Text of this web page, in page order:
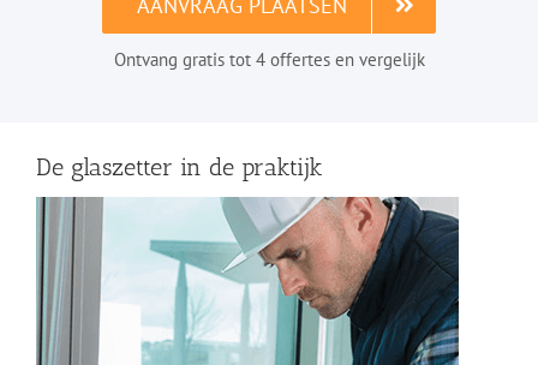
Ontvang gratis tot 4 offertes en vergelijk
De glaszetter in de praktijk